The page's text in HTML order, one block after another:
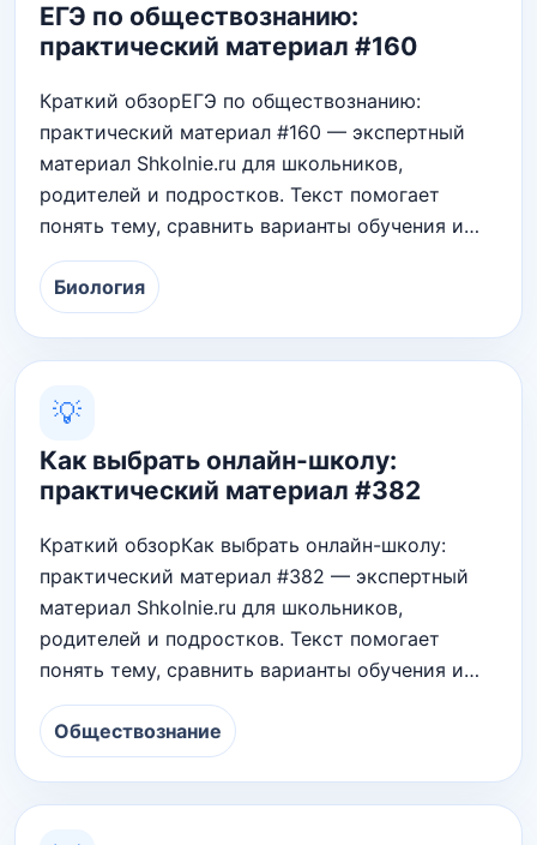
ЕГЭ по обществознанию:
практический материал #160
Краткий обзорЕГЭ по обществознанию:
практический материал #160 — экспертный
материал Shkolnie.ru для школьников,
родителей и подростков. Текст помогает
понять тему, сравнить варианты обучения и…
Биология
💡
Как выбрать онлайн-школу:
практический материал #382
Краткий обзорКак выбрать онлайн-школу:
практический материал #382 — экспертный
материал Shkolnie.ru для школьников,
родителей и подростков. Текст помогает
понять тему, сравнить варианты обучения и…
Обществознание